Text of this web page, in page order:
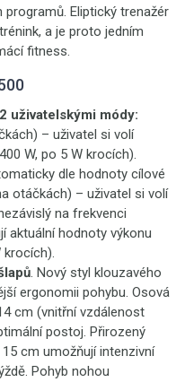
Eliptický trenažér
a je proto jedním
fitness.
uživatelskými módy:
– uživatel si volí
W, po 5 W krocích).
dle hodnoty cílové
otáčkách) – uživatel si volí
na frekvenci
aktuální hodnoty výkonu
krocích).
. Nový styl klouzavého
ergonomii pohybu. Osová
cm (vnitřní vzdálenost
postoj. Přirozený
cm umožňují intenzivní
Pohyb nohou